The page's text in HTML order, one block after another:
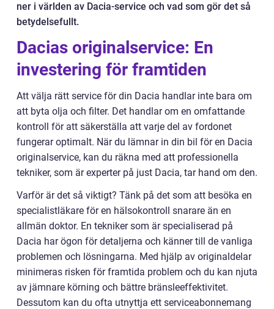
ner i världen av Dacia-service och vad som gör det så
betydelsefullt.
Dacias originalservice: En
investering för framtiden
Att välja rätt service för din Dacia handlar inte bara om
att byta olja och filter. Det handlar om en omfattande
kontroll för att säkerställa att varje del av fordonet
fungerar optimalt. När du lämnar in din bil för en Dacia
originalservice, kan du räkna med att professionella
tekniker, som är experter på just Dacia, tar hand om den.
Varför är det så viktigt? Tänk på det som att besöka en
specialistläkare för en hälsokontroll snarare än en
allmän doktor. En tekniker som är specialiserad på
Dacia har ögon för detaljerna och känner till de vanliga
problemen och lösningarna. Med hjälp av originaldelar
minimeras risken för framtida problem och du kan njuta
av jämnare körning och bättre bränsleeffektivitet.
Dessutom kan du ofta utnyttja ett serviceabonnemang